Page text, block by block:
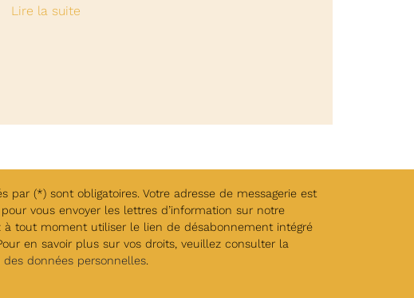
Lire la suite
par (*) sont obligatoires. Votre adresse de messagerie est
vous envoyer les lettres d’information sur notre
à tout moment utiliser le lien de désabonnement intégré
en savoir plus sur vos droits, veuillez consulter la
données personnelles